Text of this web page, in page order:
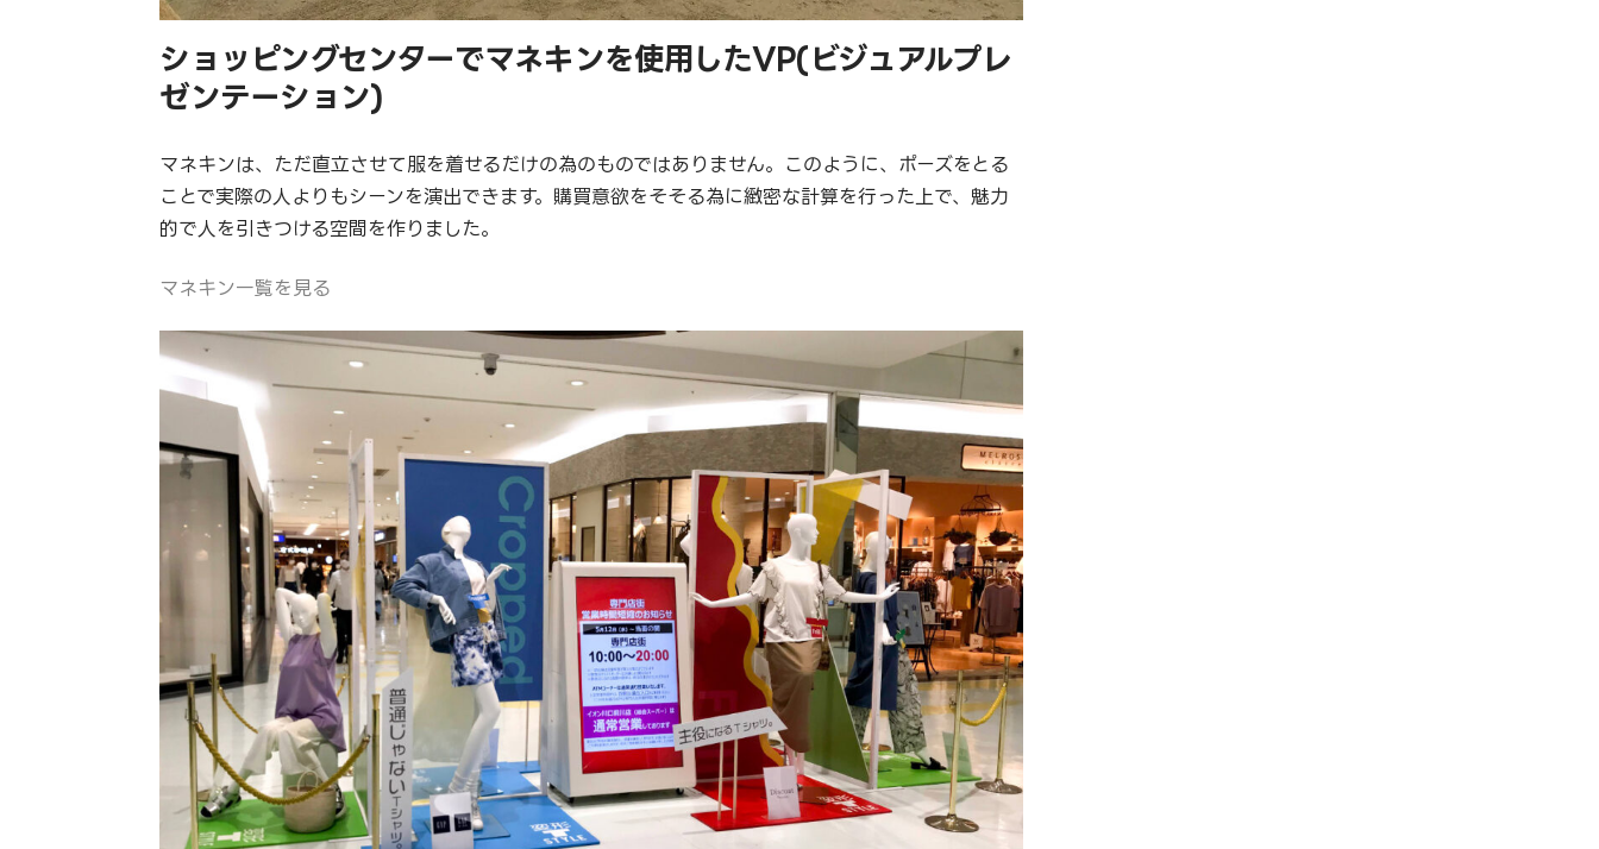
ショッピングセンターでマネキンを使用したVP(ビジュアルプレ
ゼンテーション)
マネキンは、ただ直立させて服を着せるだけの為のものではありません。このように、ポーズをとる
ことで実際の人よりもシーンを演出できます。購買意欲をそそる為に緻密な計算を行った上で、魅力
的で人を引きつける空間を作りました。
マネキン一覧を見る